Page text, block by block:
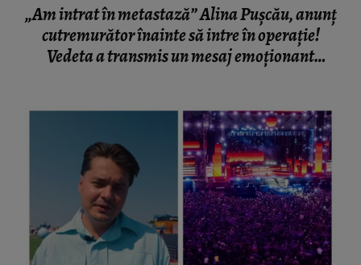
„Am intrat în metastază” Alina Pușcău, anunț
cutremurător înainte să intre în operație!
Vedeta a transmis un mesaj emoționant